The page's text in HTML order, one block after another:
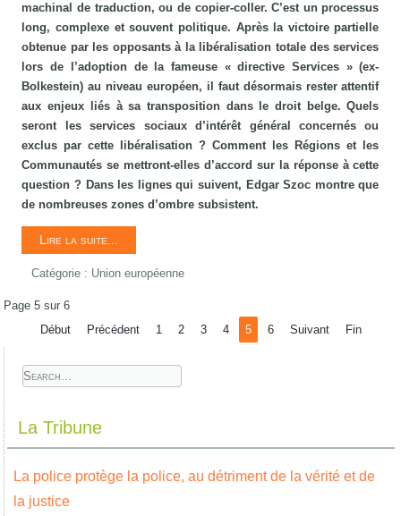
machinal de traduction, ou de copier-coller. C’est un processus
long, complexe et souvent politique. Après la victoire partielle
obtenue par les opposants à la libéralisation totale des services
lors de l’adoption de la fameuse « directive Services » (ex-
Bolkestein) au niveau européen, il faut désormais rester attentif
aux enjeux liés à sa transposition dans le droit belge. Quels
seront les services sociaux d’intérêt général concernés ou
exclus par cette libéralisation ? Comment les Régions et les
Communautés se mettront-elles d’accord sur la réponse à cette
question ? Dans les lignes qui suivent, Edgar Szoc montre que
de nombreuses zones d’ombre subsistent.
Lire la suite...
Catégorie : Union européenne
Page 5 sur 6
Début
Précédent 1 2 3 4 5 6 Suivant Fin
La Tribune
La police protège la police, au détriment de la vérité et de
la justice